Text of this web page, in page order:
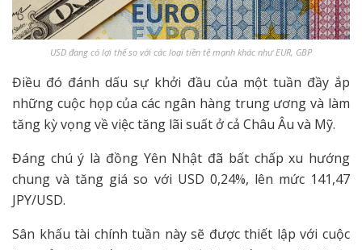
USD đang có lợi thế so với các loại tiền tệ mạnh khác như EUR, GBP
Điều đó đánh dấu sự khởi đầu của một tuần đầy ắp
những cuộc họp của các ngân hàng trung ương và làm
tăng kỳ vọng về việc tăng lãi suất ở cả Châu Âu và Mỹ.
Đáng chú ý là đồng Yên Nhật đã bất chấp xu hướng
chung và tăng giá so với USD 0,24%, lên mức 141,47
JPY/USD.
Sân khấu tài chính tuần này sẽ được thiết lập với cuộc